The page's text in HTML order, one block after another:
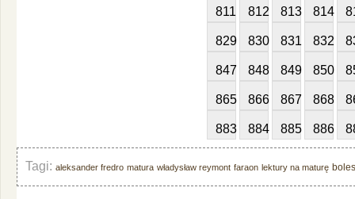
811 812 813 814
829 830 831 832
847 848 849 850
865 866 867 868
883 884 885 886
Tagi: aleksander fredro matura władysław reymont faraon lektury na maturę